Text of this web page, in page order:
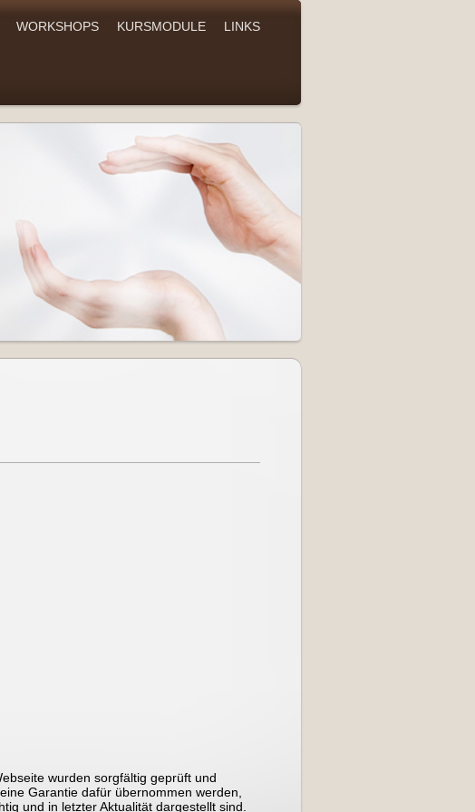
WORKSHOPS KURSMODULE LINKS
wurden sorgfältig geprüft und
Garantie dafür übernommen werden,
und in letzter Aktualität dargestellt sind.